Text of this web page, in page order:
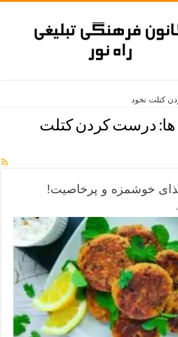
کتلت نخود
درست کردن کتلت
خوشمزه و پرخاصیت!